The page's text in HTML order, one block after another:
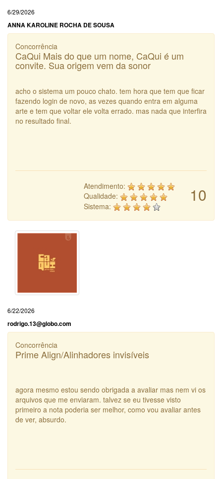
6/29/2026
ANNA KAROLINE ROCHA DE SOUSA
Concorrência
CaQui Mais do que um nome, CaQui é um
convite. Sua origem vem da sonor
acho o sistema um pouco chato. tem hora que tem que ficar
fazendo login de novo, as vezes quando entra em alguma
arte e tem que voltar ele volta errado. mas nada que interfira
no resultado final.
10
Atendimento:
Qualidade:
Sistema:
6/22/2026
rodrigo.13@globo.com
Concorrência
Prime Align/Alinhadores invisíveis
agora mesmo estou sendo obrigada a avaliar mas nem vi os
arquivos que me enviaram. talvez se eu tivesse visto
primeiro a nota poderia ser melhor, como vou avaliar antes
de ver, absurdo.